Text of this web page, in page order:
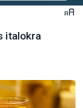
italokra